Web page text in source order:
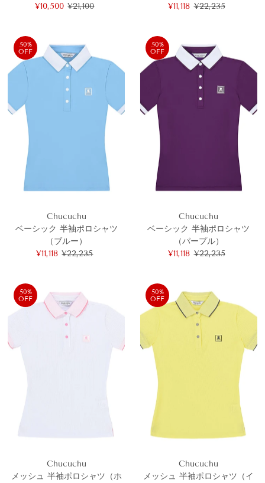
セ
価
格
¥10,500 通
格
¥21,100
セ
価
格
¥11,118 通
¥22,235
50%
OFF
Chucuchu
ベーシック 半袖ポロシャツ
（ブルー）
セ
価
格
¥11,118 通
格
¥22,235
50%
OFF
Chucuchu
ベーシック 半袖ポロシャツ
（パープル）
セ
価
格
¥11,118 通
格
¥22,235
50%
OFF
Chucuchu
メッシュ 半袖ポロシャツ（ホ
50%
OFF
Chucuchu
メッシュ 半袖ポロシャツ（イ